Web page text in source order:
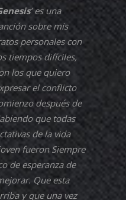
’ es una
sobre mis
personales con
tiempos difíciles,
los que quiero
el conflicto
después de
que todas
de la vida
fueron Siempre
de esperanza de
Que esta
y que una vez